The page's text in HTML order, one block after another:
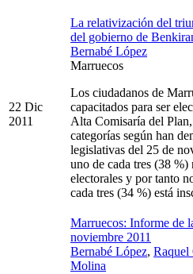
22 Dic
2011
La relativización del
del gobierno de
Bernabé López
Marruecos
Los ciudadanos de
capacitados para ser
Alta Comisaría del
categorías según han
legislativas del 25 de
uno de cada tres (38 %)
electorales y por tanto
cada tres (34 %) está
Marruecos: Informe de
noviembre 2011
Bernabé López, Raquel
Molina